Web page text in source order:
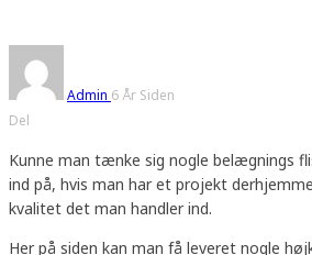
Admin 6 År Siden
Del
Kunne man tænke sig nogle belægnings
ind på, hvis man har et projekt
kvalitet det man handler ind.
Her på siden kan man få leveret nogle